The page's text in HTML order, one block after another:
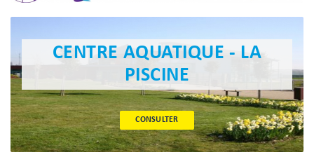
CENTRE AQUATIQUE - LA
PISCINE
CONSULTER